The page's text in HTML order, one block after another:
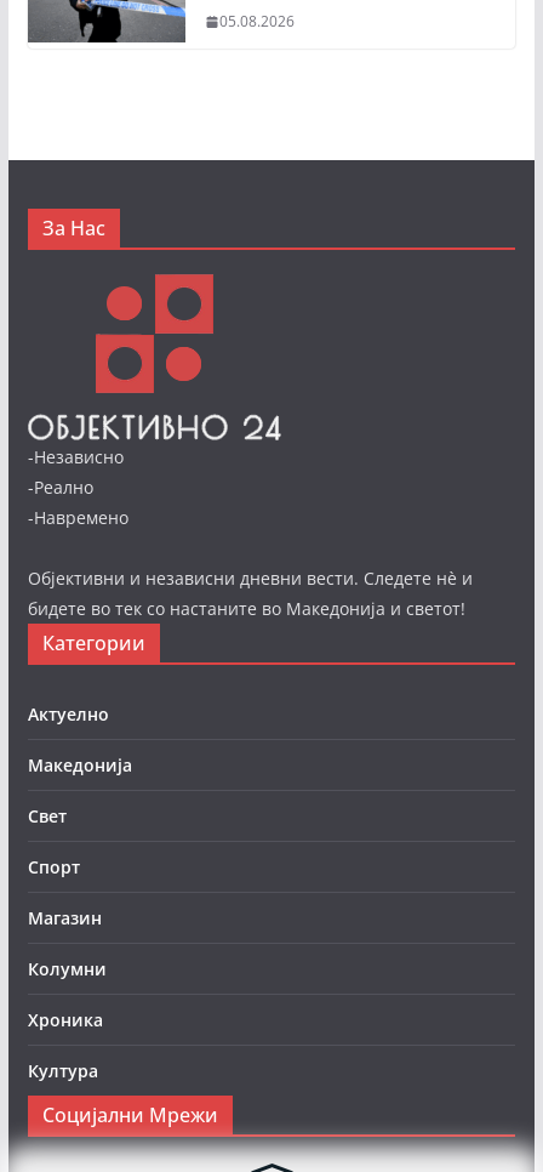
05.08.2026
За Нас
-Независно
-Реално
-Навремено
Објективни и независни дневни вести. Следете нè и
бидете во тек со настаните во Македонија и светот!
Категории
Актуелно
Македонија
Свет
Спорт
Магазин
Колумни
Хроника
Култура
Социјални Мрежи